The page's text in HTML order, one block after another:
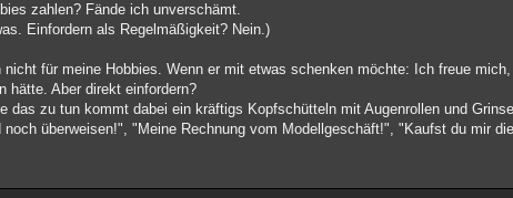
zahlen? Fände ich unverschämt.
Einfordern als Regelmäßigkeit? Nein.)
für meine Hobbies. Wenn er mit etwas schenken möchte: Ich freue
hätte. Aber direkt einfordern?
das zu tun kommt dabei ein kräftigs Kopfschütteln mit Augenrollen und
überweisen!", "Meine Rechnung vom Modellgeschäft!", "Kaufst du mir